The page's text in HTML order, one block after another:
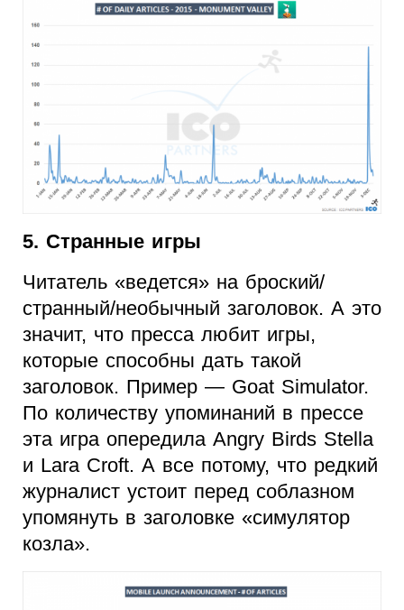
5. Странные игры
Читатель «ведется» на броский/
странный/необычный заголовок. А это
значит, что пресса любит игры,
которые способны дать такой
заголовок. Пример — Goat Simulator.
По количеству упоминаний в прессе
эта игра опередила Angry Birds Stella
и Lara Croft. А все потому, что редкий
журналист устоит перед соблазном
упомянуть в заголовке «симулятор
козла».